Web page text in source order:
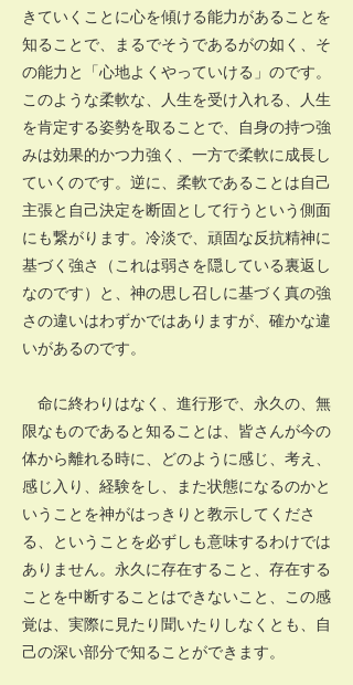
きていくことに心を傾ける能力があることを
知ることで、まるでそうであるがの如く、そ
の能力と「心地よくやっていける」のです。
このような柔軟な、人生を受け入れる、人生
を肯定する姿勢を取ることで、自身の持つ強
みは効果的かつ力強く、一方で柔軟に成長し
ていくのです。逆に、柔軟であることは自己
主張と自己決定を断固として行うという側面
にも繋がります。冷淡で、頑固な反抗精神に
基づく強さ（これは弱さを隠している裏返し
なのです）と、神の思し召しに基づく真の強
さの違いはわずかではありますが、確かな違
いがあるのです。
命に終わりはなく、進行形で、永久の、無
限なものであると知ることは、皆さんが今の
体から離れる時に、どのように感じ、考え、
感じ入り、経験をし、また状態になるのかと
いうことを神がはっきりと教示してくださ
る、ということを必ずしも意味するわけでは
ありません。永久に存在すること、存在する
ことを中断することはできないこと、この感
覚は、実際に見たり聞いたりしなくとも、自
己の深い部分で知ることができます。